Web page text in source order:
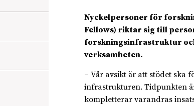
Nyckelpersoner för
Fellows) riktar sig till
forskningsinfrastruktur
verksamheten.
– Vår avsikt är att stödet ska
infrastrukturen. Tidpunkten
kompletterar varandras